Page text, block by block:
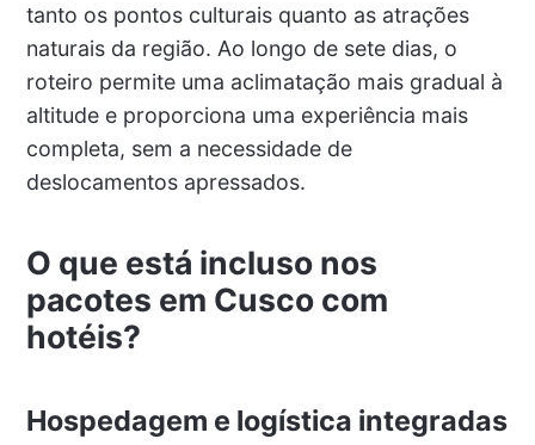
tanto os pontos culturais quanto as atrações
naturais da região. Ao longo de sete dias, o
roteiro permite uma aclimatação mais gradual à
altitude e proporciona uma experiência mais
completa, sem a necessidade de
deslocamentos apressados.
O que está incluso nos
pacotes em Cusco com
hotéis?
Hospedagem e logística integradas